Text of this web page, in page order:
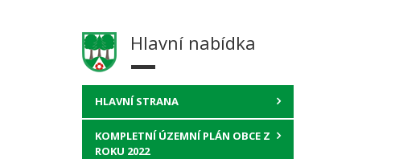
Hlavní nabídka
HLAVNÍ STRANA
KOMPLETNÍ ÚZEMNÍ PLÁN OBCE Z
ROKU 2022